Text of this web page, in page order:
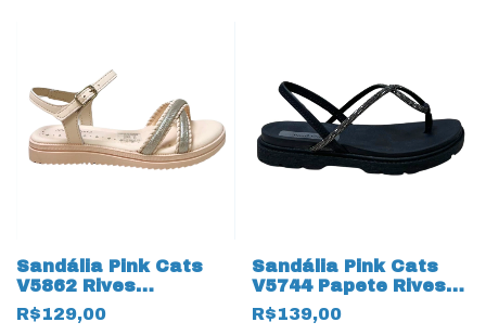
Sandália Pink Cats
V5862 Rives
Calendula 19233
Champanhe
R$129,00
Sandália Pink Cats
V5744 Papete Rives
19234 Preto
R$139,00